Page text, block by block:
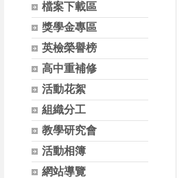
檔案下載區
獎學金專區
英檢榮譽榜
高中重補修
活動花絮
組織分工
教學研究會
活動相簿
網站導覽